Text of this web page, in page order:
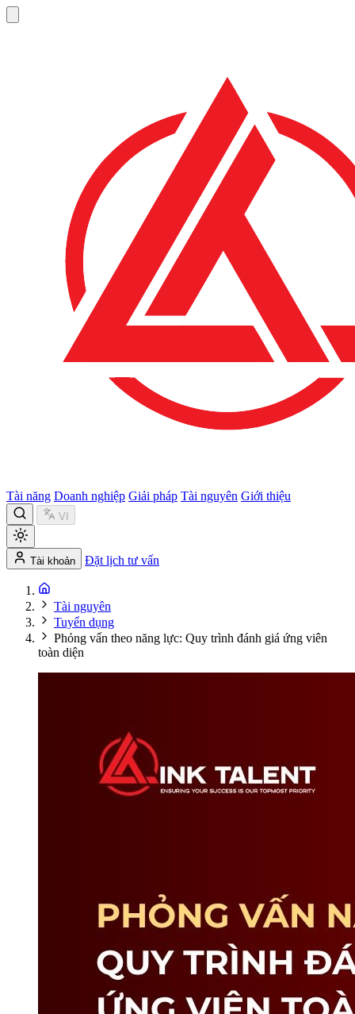
Tài năng Doanh nghiệp Giải pháp Tài nguyên Giới thiệu
VI
Tài khoản Đặt lịch tư vấn
Tài nguyên
Tuyển dụng
Phỏng vấn theo năng lực: Quy trình đánh giá ứng viên
toàn diện